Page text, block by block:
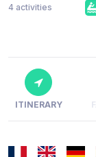
4 activities
ITINERARY